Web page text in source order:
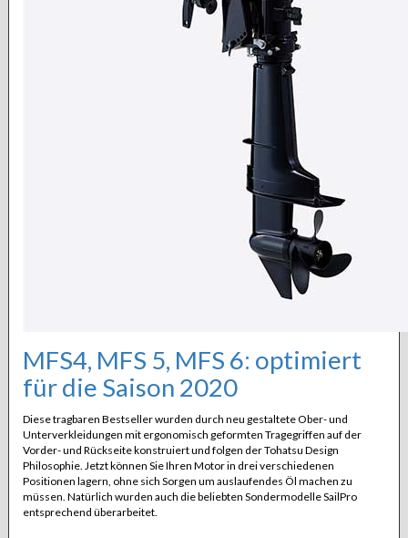
MFS4, MFS 5, MFS 6: optimiert
für die Saison 2020
Diese tragbaren Bestseller wurden durch neu gestaltete Ober- und
Unterverkleidungen mit ergonomisch geformten Tragegriffen auf der
Vorder- und Rückseite konstruiert und folgen der Tohatsu Design
Philosophie. Jetzt können Sie Ihren Motor in drei verschiedenen
Positionen lagern, ohne sich Sorgen um auslaufendes Öl machen zu
müssen. Natürlich wurden auch die beliebten Sondermodelle SailPro
entsprechend überarbeitet.